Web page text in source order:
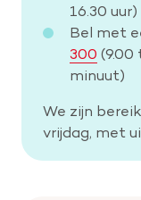
16.30 uur)
Bel met
300 (9.00
minuut)
We zijn
vrijdag, met